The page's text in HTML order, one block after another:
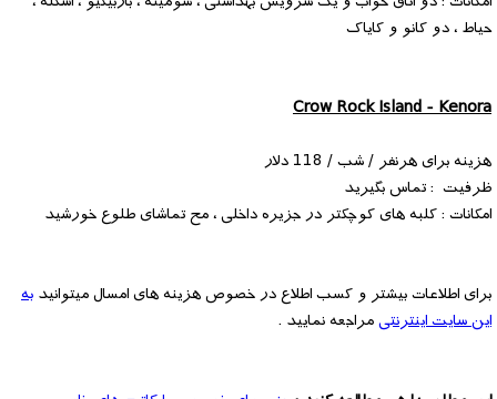
حیاط ، دو کانو و کایاک
Crow Rock Island - Kenora
هزینه برای هرنفر / شب / 118 دلار
ظرفیت : تماس بگیرید
امکانات : کلبه های کوچکتر در جزیره داخلی ، مح تماشای طلوع خورشید
برای اطلاعات بیشتر و کسب اطلاع در خصوص هزینه های امسال میتوانیدبه
این سایت اینترنتیمراجعه نمایید .